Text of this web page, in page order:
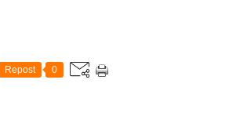
Repost 0